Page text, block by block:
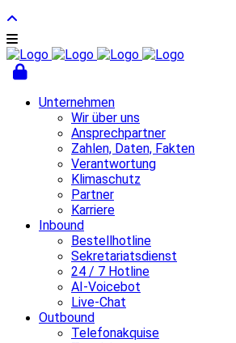
Unternehmen
Wir über uns
Ansprechpartner
Zahlen, Daten, Fakten
Verantwortung
Klimaschutz
Partner
Karriere
Inbound
Bestellhotline
Sekretariatsdienst
24 / 7 Hotline
AI-Voicebot
Live-Chat
Outbound
Telefonakquise